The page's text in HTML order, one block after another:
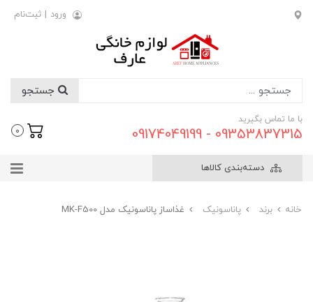
ورود | ثبت‌نام
با ما تماس بگیرید
09353837315 - 09174049199
0
دسته‌بندی کالاها
خانه برند پاناسونیک غذاساز پاناسونیک مدل MK-F500